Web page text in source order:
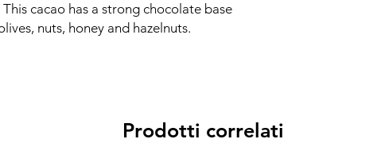
cacao has a strong chocolate base
nuts, honey and hazelnuts.
Prodotti correlati